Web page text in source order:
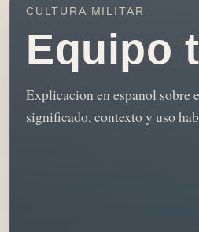
CULTURA MILITAR
Equipo
Explicacion en espanol sobre
significado, contexto y uso